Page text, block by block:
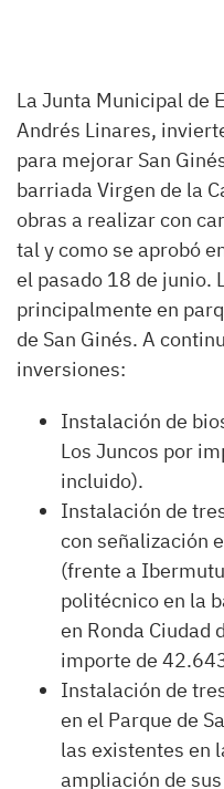
La Junta Municipal de
Andrés Linares,
para mejorar San
barriada Virgen de la
obras a realizar con
tal y como se aprobó
el pasado 18 de junio.
principalmente en
de San Ginés. A
inversiones:
Instalación de
Los Juncos por
incluido).
Instalación de
con señalización
(frente a
politécnico en la
en Ronda Ciudad
importe de
Instalación de
en el Parque de
las existentes en
ampliación de